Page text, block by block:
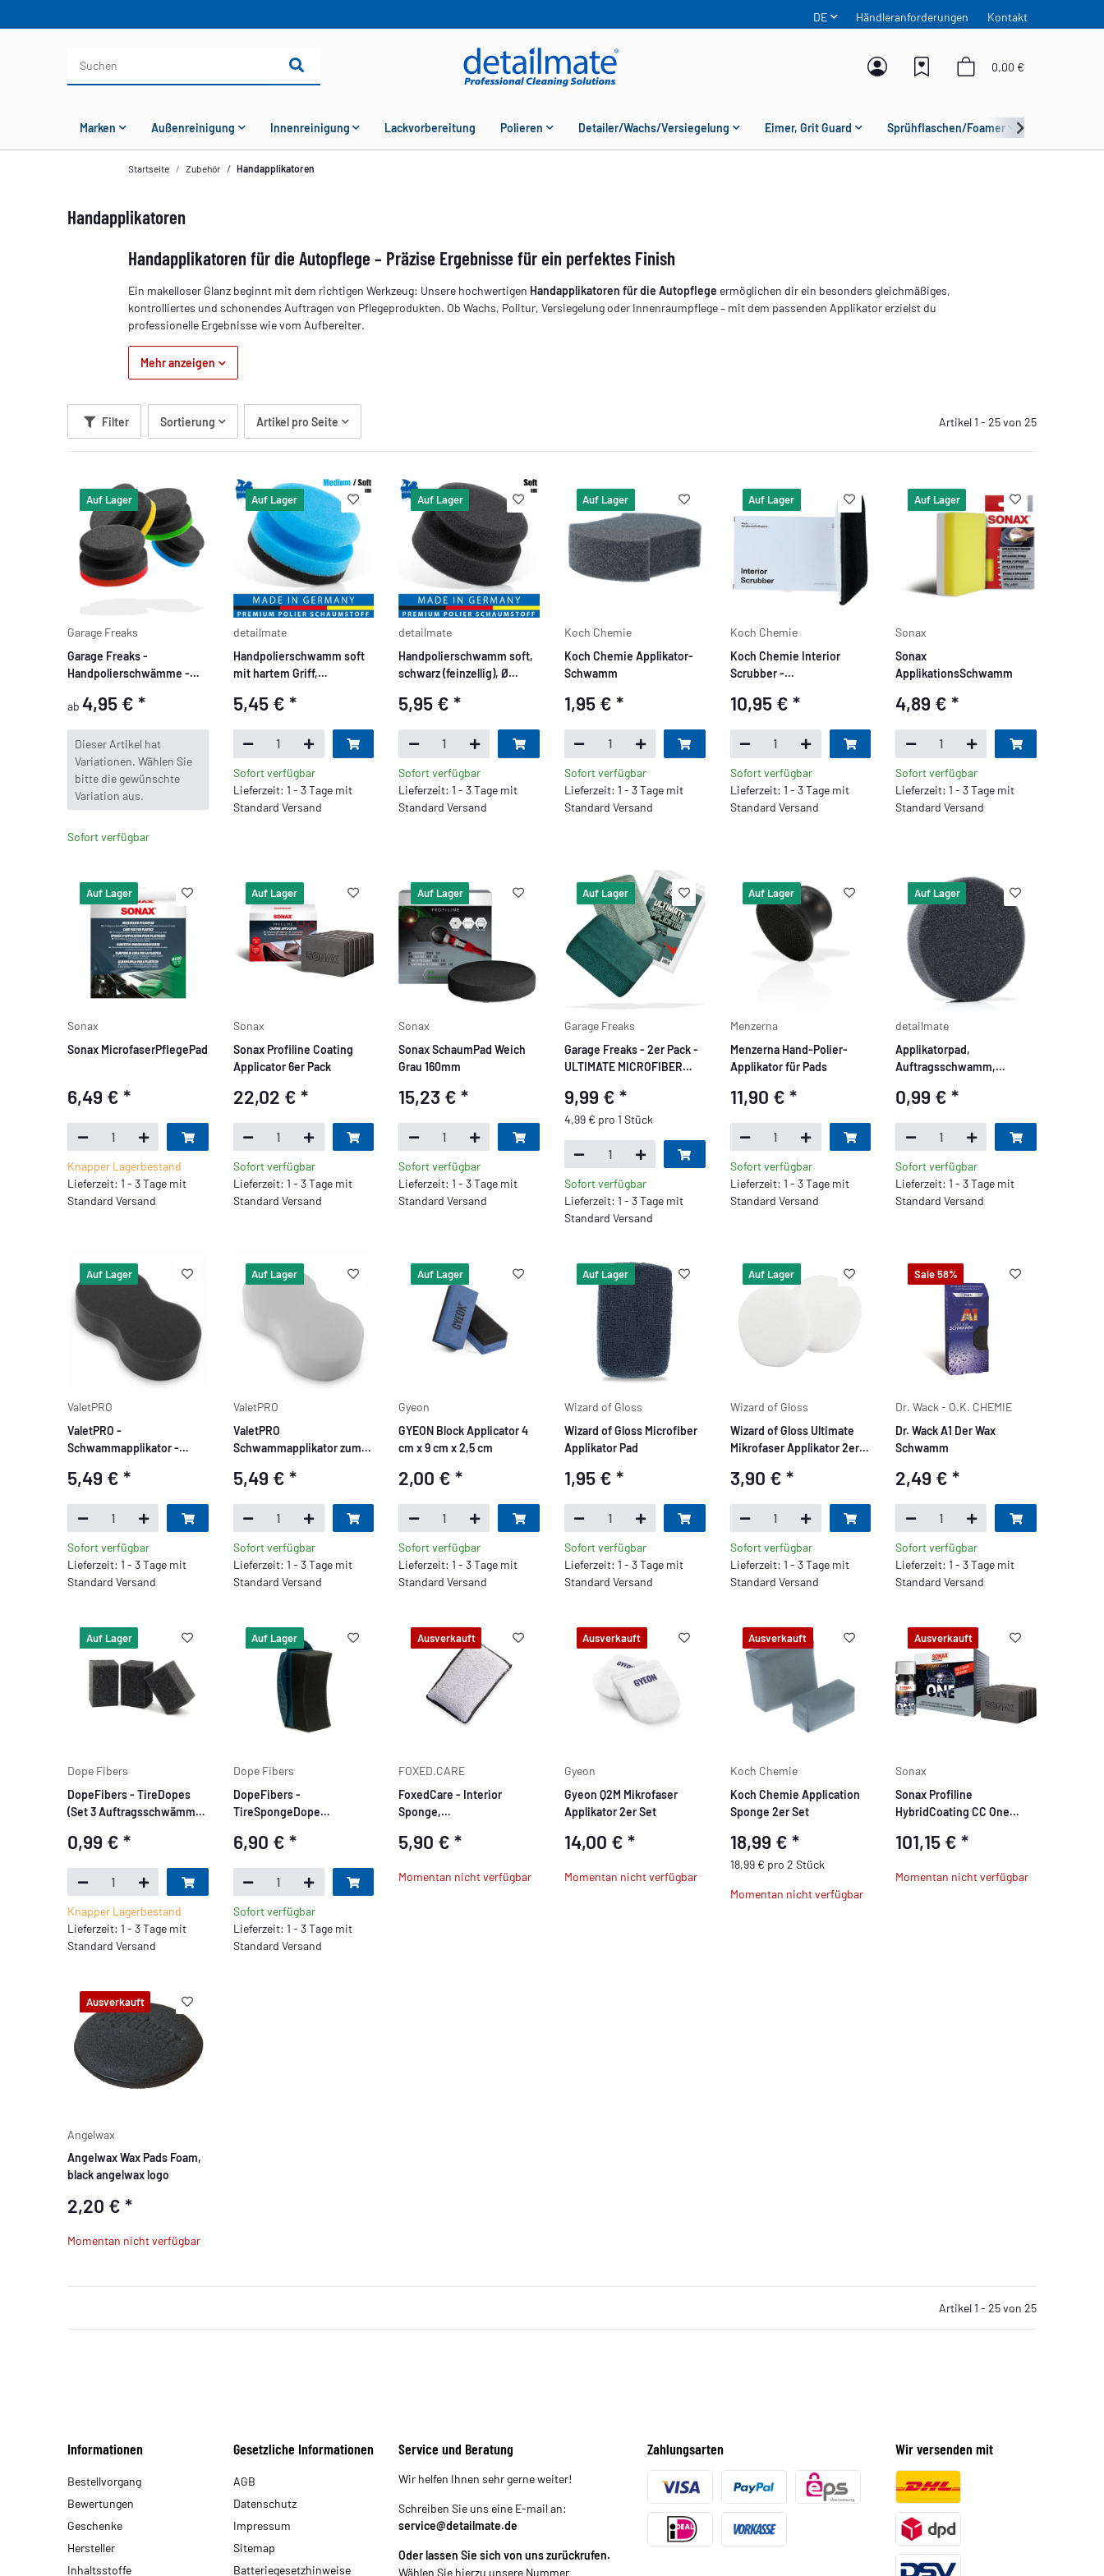
DE Händleranforderungen Kontakt
0,00 €
Marken Außenreinigung Innenreinigung Lackvorbereitung Polieren Detailer/Wachs/Versiegelung Eimer, Grit Guard Sprühflaschen/Foamer
Startseite Zubehör Handapplikatoren
Handapplikatoren
Handapplikatoren für die Autopflege – Präzise Ergebnisse für ein perfektes Finish
Ein makelloser Glanz beginnt mit dem richtigen Werkzeug: Unsere hochwertigen Handapplikatoren für die Autopflege ermöglichen dir ein besonders gleichmäßiges,
kontrolliertes und schonendes Auftragen von Pflegeprodukten. Ob Wachs, Politur, Versiegelung oder Innenraumpflege – mit dem passenden Applikator erzielst du
professionelle Ergebnisse wie vom Aufbereiter.
Mehr anzeigen
Filter Sortierung Artikel pro Seite Artikel 1 - 25 von 25
Auf Lager
Garage Freaks
Garage Freaks -
Handpolierschwämme -
ab4,95 €*
x
Dieser Artikel hat
Variationen. Wählen Sie
bitte die gewünschte
Variation aus.
Sofort verfügbar
Auf Lager
detailmate
Handpolierschwamm soft
mit hartem Griff,
90/50mm
5,45 € *
Sofort verfügbar
Lieferzeit: 1 - 3 Tage mit
Standard Versand
Auf Lager
detailmate
Handpolierschwamm soft,
schwarz (feinzellig), Ø
5,95 €*
Sofort verfügbar
Lieferzeit: 1 - 3 Tage mit
Standard Versand
Auf Lager
Koch Chemie
Koch Chemie Applikator-
Schwamm
1,95 € *
Sofort verfügbar
Lieferzeit: 1 - 3 Tage mit
Standard Versand
Auf Lager
Koch Chemie
Koch Chemie Interior
Scrubber -
10,95 € *
Sofort verfügbar
Lieferzeit: 1 - 3 Tage mit
Standard Versand
Auf Lager
Sonax
Sonax
ApplikationsSchwamm
4,89 €*
Sofort verfügbar
Lieferzeit: 1 - 3 Tage mit
Standard Versand
Auf Lager
Sonax
Sonax MicrofaserPflegePad
6,49 €*
Knapper Lagerbestand
Lieferzeit: 1 - 3 Tage mit
Standard Versand
Auf Lager
Sonax
Sonax Profiline Coating
Applicator 6er Pack
22,02 € *
Sofort verfügbar
Lieferzeit: 1 - 3 Tage mit
Standard Versand
Auf Lager
Sonax
Sonax SchaumPad Weich
Grau 160mm
15,23 €*
Sofort verfügbar
Lieferzeit: 1 - 3 Tage mit
Standard Versand
Auf Lager
Garage Freaks
Garage Freaks - 2er Pack -
ULTIMATE MICROFIBER
Auftragsschwamm,
12x9x4,5cm
9,99 € *
4,99 € pro 1 Stück
Sofort verfügbar
Lieferzeit: 1 - 3 Tage mit
Standard Versand
Auf Lager
Menzerna
Menzerna Hand-Polier-
Applikator für Pads
11,90 € *
Sofort verfügbar
Lieferzeit: 1 - 3 Tage mit
Standard Versand
Auf Lager
detailmate
Applikatorpad,
Auftragsschwamm,
0,99 €*
Sofort verfügbar
Lieferzeit: 1 - 3 Tage mit
Standard Versand
Auf Lager
ValetPRO
ValetPRO -
Schwammapplikator -
5,49 €*
Sofort verfügbar
Lieferzeit: 1 - 3 Tage mit
Standard Versand
Auf Lager
ValetPRO
ValetPRO
Schwammapplikator zum
Apllicator
5,49 € *
Sofort verfügbar
Lieferzeit: 1 - 3 Tage mit
Standard Versand
Auf Lager
Gyeon
GYEON Block Applicator 4
cm x 9 cm x 2,5 cm
2,00 €*
Sofort verfügbar
Lieferzeit: 1 - 3 Tage mit
Standard Versand
Auf Lager
Wizard of Gloss
Wizard of Gloss Microfiber
Applikator Pad
1,95 € *
Sofort verfügbar
Lieferzeit: 1 - 3 Tage mit
Standard Versand
Auf Lager
Wizard of Gloss
Wizard of Gloss Ultimate
Mikrofaser Applikator 2er
3,90 € *
Sofort verfügbar
Lieferzeit: 1 - 3 Tage mit
Standard Versand
Sale 58%
Dr. Wack - O.K. CHEMIE
Dr. Wack A1 Der Wax
Schwamm
2,49 €*
Sofort verfügbar
Lieferzeit: 1 - 3 Tage mit
Standard Versand
Auf Lager
Dope Fibers
DopeFibers - TireDopes
(Set 3 Auftragsschwämme
0,99 €*
Knapper Lagerbestand
Lieferzeit: 1 - 3 Tage mit
Standard Versand
Auf Lager
Dope Fibers
DopeFibers -
TireSpongeDope
6,90 € *
Sofort verfügbar
Lieferzeit: 1 - 3 Tage mit
Standard Versand
Ausverkauft
FOXED.CARE
FoxedCare - Interior
Sponge,
5,90 €*
Momentan nicht verfügbar
Ausverkauft
Gyeon
Gyeon Q2M Mikrofaser
Applikator 2er Set
14,00 € *
Momentan nicht verfügbar
Ausverkauft
Koch Chemie
Koch Chemie Application
Sponge 2er Set
18,99 € *
18,99 € pro 2 Stück
Momentan nicht verfügbar
Ausverkauft
Sonax
Sonax Profiline
HybridCoating CC One
101,15 €*
Momentan nicht verfügbar
Ausverkauft
Angelwax
Angelwax Wax Pads Foam,
black angelwax logo
2,20 €*
Momentan nicht verfügbar
Artikel 1 - 25 von 25
Informationen
Bestellvorgang
Bewertungen
Geschenke
Hersteller
Inhaltsstoffe
Gesetzliche Informationen
AGB
Datenschutz
Impressum
Sitemap
Batteriegesetzhinweise
Service und Beratung
Wir helfen Ihnen sehr gerne weiter!
Schreiben Sie uns eine E-mail an:
service@detailmate.de
Oder lassen Sie sich von uns zurückrufen.
Wählen Sie hierzu unsere Nummer
Zahlungsarten Wir versenden mit